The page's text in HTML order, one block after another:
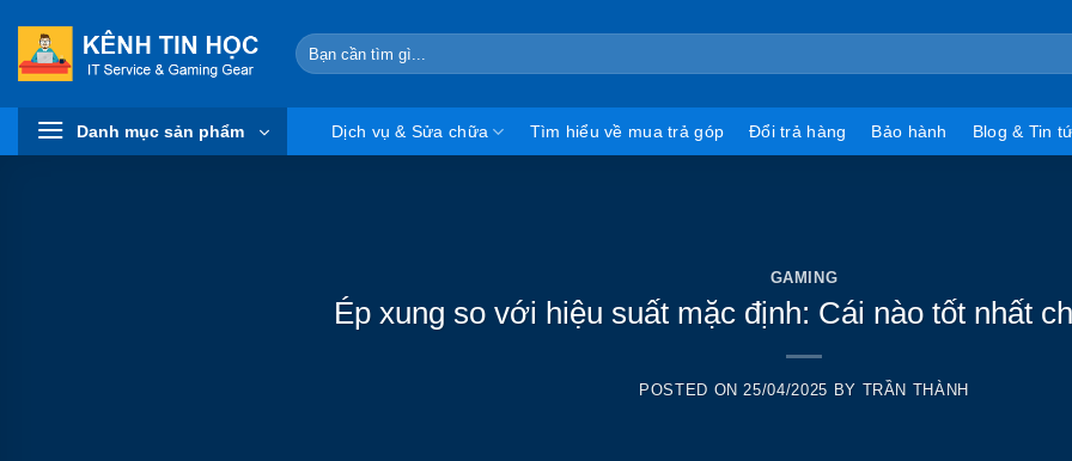
content
Search
for:
Danh mục sản phẩm Dịch vụ & Sửa chữa Tìm hiểu về mua trả góp Đổi trả hàng Bảo hành Blog & Tin
GAMING
Ép xung so với hiệu suất mặc định: Cái nào tốt nhất
POSTED ON 25/04/2025 BY TRẦN THÀNH